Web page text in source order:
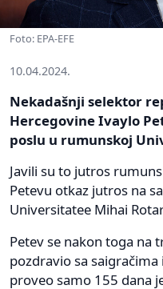
Foto: EPA-EFE
10.04.2024.
Nekadašnji selektor
Hercegovine Ivaylo
poslu u rumunskoj
Javili su to jutros
Petevu otkaz jutros na
Universitatee Mihai
Petev se nakon toga na
pozdravio sa
proveo samo 155 dana